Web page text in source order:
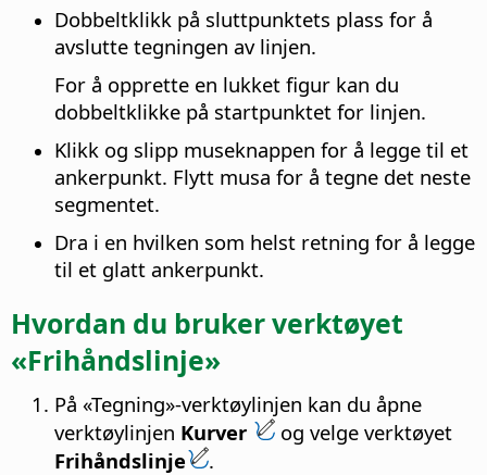
Dobbeltklikk på sluttpunktets plass for å
avslutte tegningen av linjen.
For å opprette en lukket figur kan du
dobbeltklikke på startpunktet for linjen.
Klikk og slipp museknappen for å legge til et
ankerpunkt. Flytt musa for å tegne det neste
segmentet.
Dra i en hvilken som helst retning for å legge
til et glatt ankerpunkt.
Hvordan du bruker verktøyet
«Frihåndslinje»
På «Tegning»-verktøylinjen kan du åpne
verktøylinjen Kurver
og velge verktøyet
Frihåndslinje
.